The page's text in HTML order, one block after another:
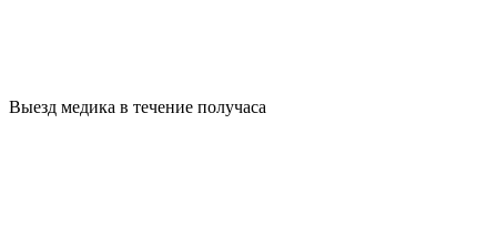
Выезд медика в течение получаса